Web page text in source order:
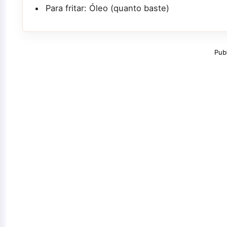
Para fritar: Óleo (quanto baste)